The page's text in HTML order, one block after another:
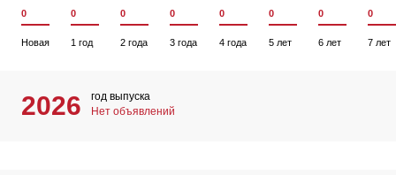
0
Новая
0
1 год
0
2 года
0
3 года
0
4 года
0
5 лет
0
6 лет
0
7 лет
2026
год выпуска
Нет объявлений